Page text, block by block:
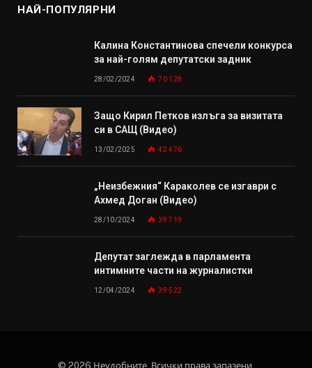
НАЙ-ПОПУЛЯРНИ
Калина Константинова спечели конкурса
за най-голям депутатски задник
28/02/2024 70 128
Защо Кирил Петков излъга за визитата
си в САЩ (Видео)
13/02/2025 42 476
„Неизбежния“ Караколев се изгаври с
Ахмед Доган (Видео)
28/10/2024 39 719
Депутат заглежда в парламента
интимните части на журналистки
12/04/2024 39 522
© 2026 Неудобните. Всички права запазени.